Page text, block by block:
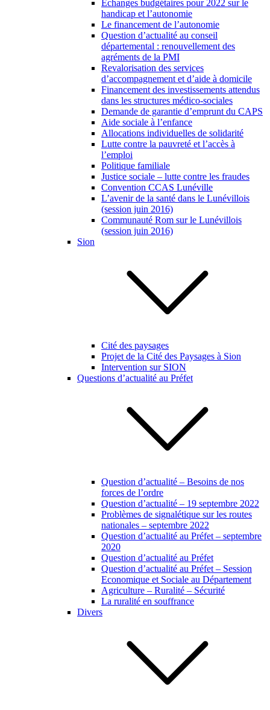
Échanges budgétaires pour 2022 sur le
handicap et l’autonomie
Le financement de l’autonomie
Question d’actualité au conseil
départemental : renouvellement des
agréments de la PMI
Revalorisation des services
d’accompagnement et d’aide à domicile
Financement des investissements attendus
dans les structures médico-sociales
Demande de garantie d’emprunt du CAPS
Aide sociale à l’enfance
Allocations individuelles de solidarité
Lutte contre la pauvreté et l’accès à
l’emploi
Politique familiale
Justice sociale – lutte contre les fraudes
Convention CCAS Lunéville
L’avenir de la santé dans le Lunévillois
(session juin 2016)
Communauté Rom sur le Lunévillois
(session juin 2016)
Sion
Cité des paysages
Projet de la Cité des Paysages à Sion
Intervention sur SION
Questions d’actualité au Préfet
Question d’actualité – Besoins de nos
forces de l’ordre
Question d’actualité – 19 septembre 2022
Problèmes de signalétique sur les routes
nationales – septembre 2022
Question d’actualité au Préfet – septembre
2020
Question d’actualité au Préfet
Question d’actualité au Préfet – Session
Economique et Sociale au Département
Agriculture – Ruralité – Sécurité
La ruralité en souffrance
Divers